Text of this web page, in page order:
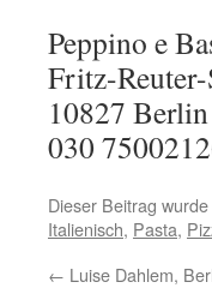
Peppino e
Fritz-Reuter-
10827 Berlin
030
Dieser Beitrag
Italienisch, Pasta,
← Luise Dahlem,